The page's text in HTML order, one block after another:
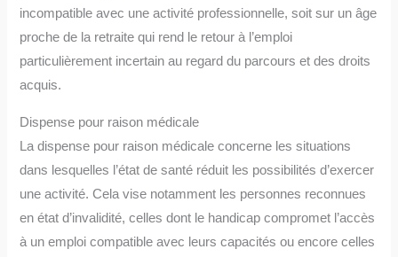
incompatible avec une activité professionnelle, soit sur un âge
proche de la retraite qui rend le retour à l’emploi
particulièrement incertain au regard du parcours et des droits
acquis.
Dispense pour raison médicale
La dispense pour raison médicale concerne les situations
dans lesquelles l’état de santé réduit les possibilités d’exercer
une activité. Cela vise notamment les personnes reconnues
en état d’invalidité, celles dont le handicap compromet l’accès
à un emploi compatible avec leurs capacités ou encore celles